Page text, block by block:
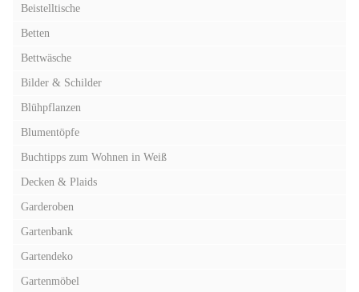
Beistelltische
Betten
Bettwäsche
Bilder & Schilder
Blühpflanzen
Blumentöpfe
Buchtipps zum Wohnen in Weiß
Decken & Plaids
Garderoben
Gartenbank
Gartendeko
Gartenmöbel